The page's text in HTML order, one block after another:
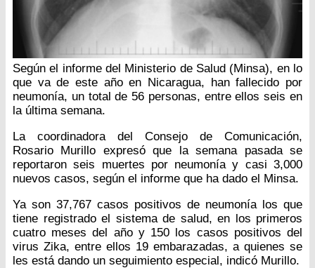
Según el informe del Ministerio de Salud (Minsa), en lo
que va de este año en Nicaragua, han fallecido por
neumonía, un total de 56 personas, entre ellos seis en
la última semana.
La coordinadora del Consejo de Comunicación,
Rosario Murillo expresó que la semana pasada se
reportaron seis muertes por neumonía y casi 3,000
nuevos casos, según el informe que ha dado el Minsa.
Ya son 37,767 casos positivos de neumonía los que
tiene registrado el sistema de salud, en los primeros
cuatro meses del año y 150 los casos positivos del
virus Zika, entre ellos 19 embarazadas, a quienes se
les está dando un seguimiento especial, indicó Murillo.